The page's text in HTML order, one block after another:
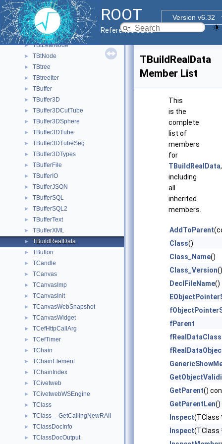
ROOT
Version v6.32
Reference Guide
► TBrowserPlugin
► TBrowserTimer
► TBtInnerNode
► TBtItem
► TBtLeafNode
► TBtNode
► TBtree
► TBtreeIter
► TBuffer
► TBuffer3D
► TBuffer3DCutTube
► TBuffer3DSphere
► TBuffer3DTube
► TBuffer3DTubeSeg
► TBuffer3DTypes
► TBufferFile
► TBufferIO
► TBufferJSON
► TBufferSQL
► TBufferSQL2
► TBufferText
► TBufferXML
► TBuildRealData
► TButton
► TCandle
► TCanvas
► TCanvasImp
► TCanvasInit
► TCanvasWebSnapshot
► TCanvasWidget
► TCefHttpCallArg
► TCefTimer
► TChain
► TChainElement
► TChainIndex
► TCivetweb
► TCivetwebWSEngine
► TClass
► TClass__GetCallingNewRAII
► TClassDocInfo
► TClassDocOutput
TBuildRealData
Member List
This
is the
complete
list of
members
for
TBuildRealData,
including
all
inherited
members.
AddToParent
Class()
Class_Name()
Class_Version()
DeclFileName()
fParent
fRealDataClass
GetParent()
GetParentLen()
Inspect(TClass
Inspect(TClass